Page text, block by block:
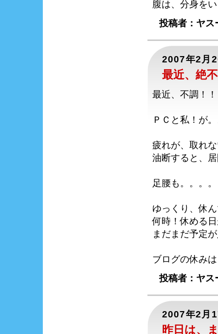
腹は、分身を
投稿者：ヤ
2007年2月
最近、絶
最近、不調！
ＰＣと私！が
疲れが、取れ
油断すると、
足腰も。。。
ゆっくり、休
何時！休める
まだまだ予定
ブログの休み
投稿者：ヤ
2007年2月
昨日は、